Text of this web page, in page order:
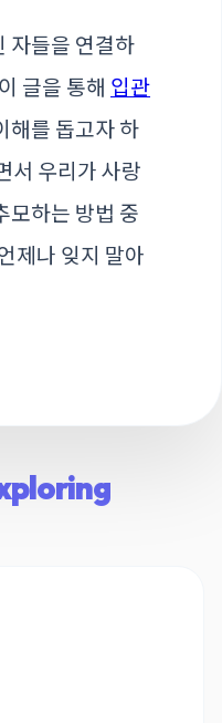
자들을 연결하
글을 통해 입관
해를 돕고자 하
서 우리가 사랑
모하는 방법 중
제나 잊지 말아